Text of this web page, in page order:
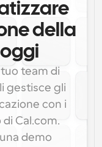
della
team di
gestisce gli
con i
Cal.com.
demo